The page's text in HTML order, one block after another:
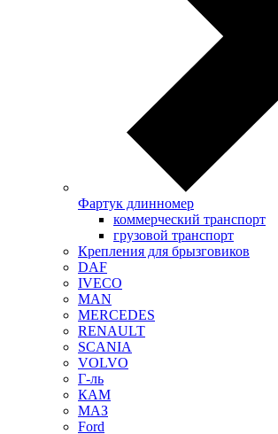
Фартук длинномер
коммерческий транспорт
грузовой транспорт
Крепления для брызговиков
DAF
IVECO
MAN
MERCEDES
RENAULT
SCANIA
VOLVO
Г-ль
КАМ
МАЗ
Ford